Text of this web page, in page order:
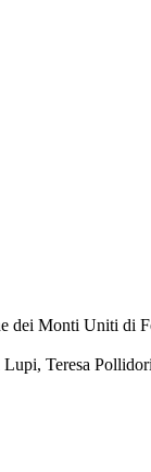
dei Monti Uniti di
Teresa